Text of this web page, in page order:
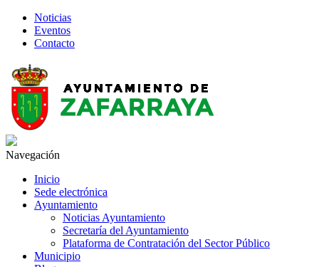
Noticias
Eventos
Contacto
Navegación
Inicio
Sede electrónica
Ayuntamiento
Noticias Ayuntamiento
Secretaría del Ayuntamiento
Plataforma de Contratación del Sector Público
Municipio